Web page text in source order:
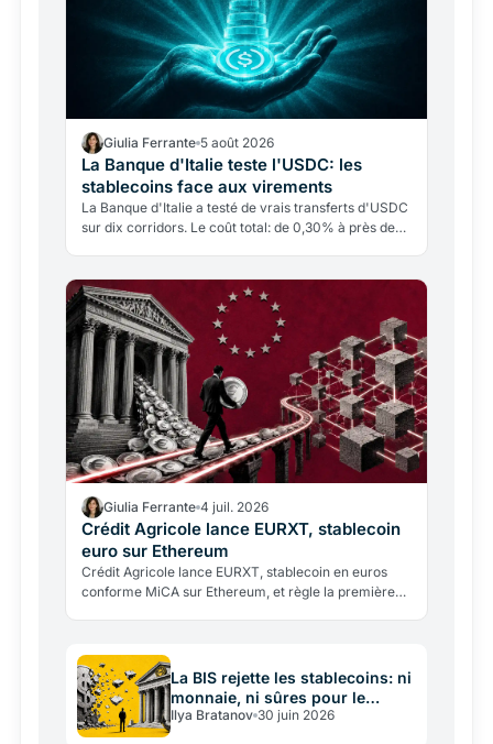
Giulia Ferrante 5 août 2026
La Banque d'Italie teste l'USDC: les
stablecoins face aux virements
La Banque d'Italie a testé de vrais transferts d'USDC
sur dix corridors. Le coût total: de 0,30% à près de
Giulia Ferrante 4 juil. 2026
Crédit Agricole lance EURXT, stablecoin
euro sur Ethereum
Crédit Agricole lance EURXT, stablecoin en euros
conforme MiCA sur Ethereum, et règle la première
La BIS rejette les stablecoins: ni
monnaie, ni sûres pour le
système
Ilya Bratanov 30 juin 2026